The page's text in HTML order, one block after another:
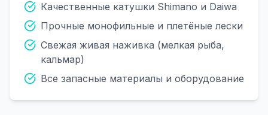
Качественные катушки Shimano и Daiwa
Прочные монофильные и плетёные лески
Свежая живая наживка (мелкая рыба,
кальмар)
Все запасные материалы и оборудование